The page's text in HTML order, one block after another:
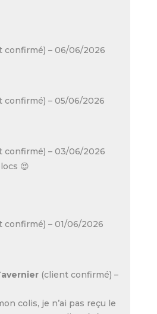
confirmé) – 06/06/2026
confirmé) – 05/06/2026
confirmé) – 03/06/2026
😍
confirmé) – 01/06/2026
(client confirmé) –
colis, je n’ai pas reçu le